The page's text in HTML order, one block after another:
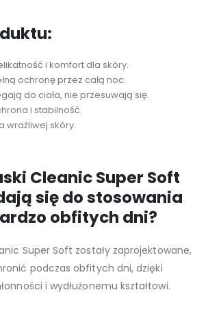
i komfort dla skóry.
ochronę przez całą noc.
do ciała, nie przesuwają się.
i stabilność.
wrażliwej skóry.
Cleanic Super Soft
się do stosowania
obfitych dni?
Super Soft zostały zaprojektowane,
podczas obfitych dni, dzięki
i wydłużonemu kształtowi.